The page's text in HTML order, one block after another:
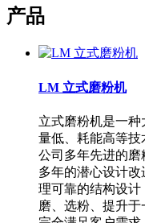
产品
LM 立式磨粉机
立式磨粉机是一
量低、耗能高等
公司多年先进的
多年的潜心设计
理可靠的结构设
磨、选粉、提升